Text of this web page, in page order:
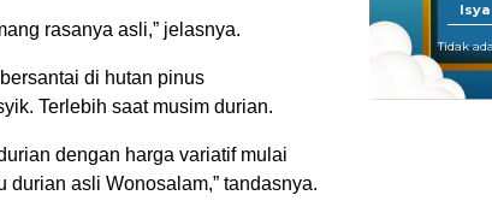
rasanya asli,” jelasnya.
di hutan pinus
Terlebih saat musim durian.
dengan harga variatif mulai
asli Wonosalam,” tandasnya.
Isya
Tidak